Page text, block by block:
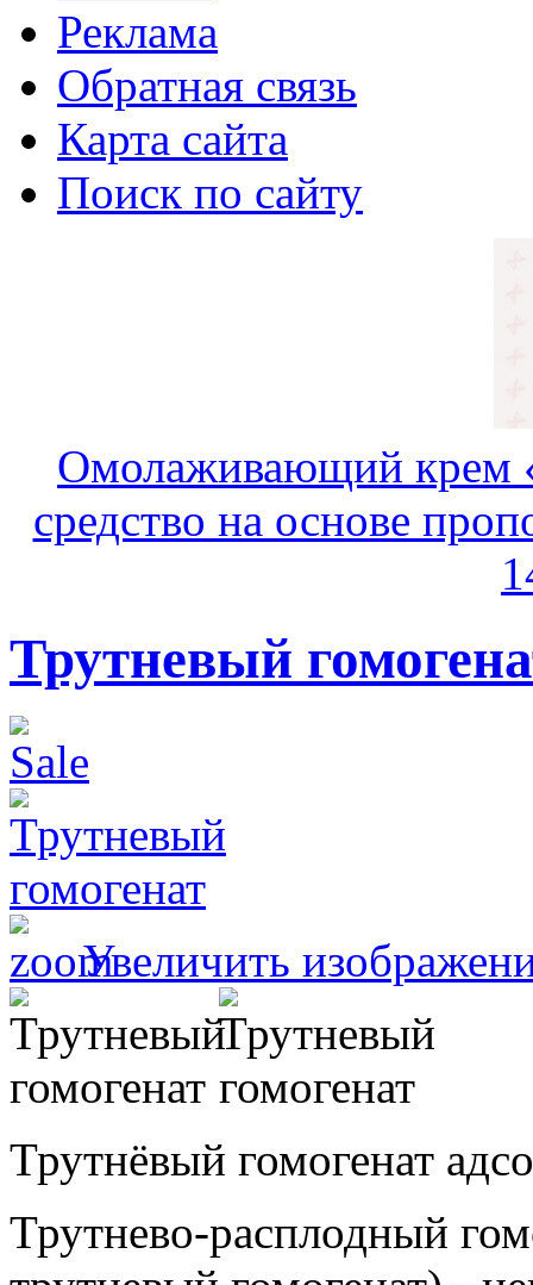
Реклама
Обратная связь
Карта сайта
Поиск по сайту
Омолаживающий крем
средство на основе
Трутневый
Увеличить
Трутнёвый гомогенат
Трутнево-расплодный